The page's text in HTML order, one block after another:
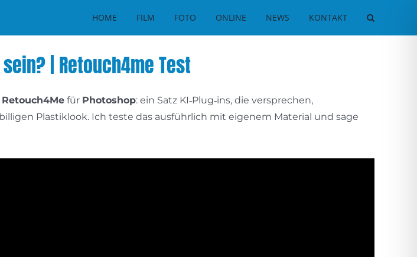
HOME FILM FOTO ONLINE NEWS KONTAKT
| Retouch4me Test
Retouch4Mefür Photoshop: ein Satz KI‑Plug‑ins, die versprechen,
Plastiklook. Ich teste das ausführlich mit eigenem Material und sage